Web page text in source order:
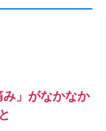
」がなかなか